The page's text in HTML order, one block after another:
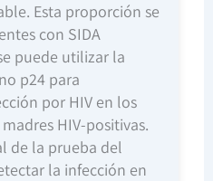
Esta proporción se
con SIDA
puede utilizar la
p24 para
por HIV en los
HIV-positivas.
de la prueba del
la infección en